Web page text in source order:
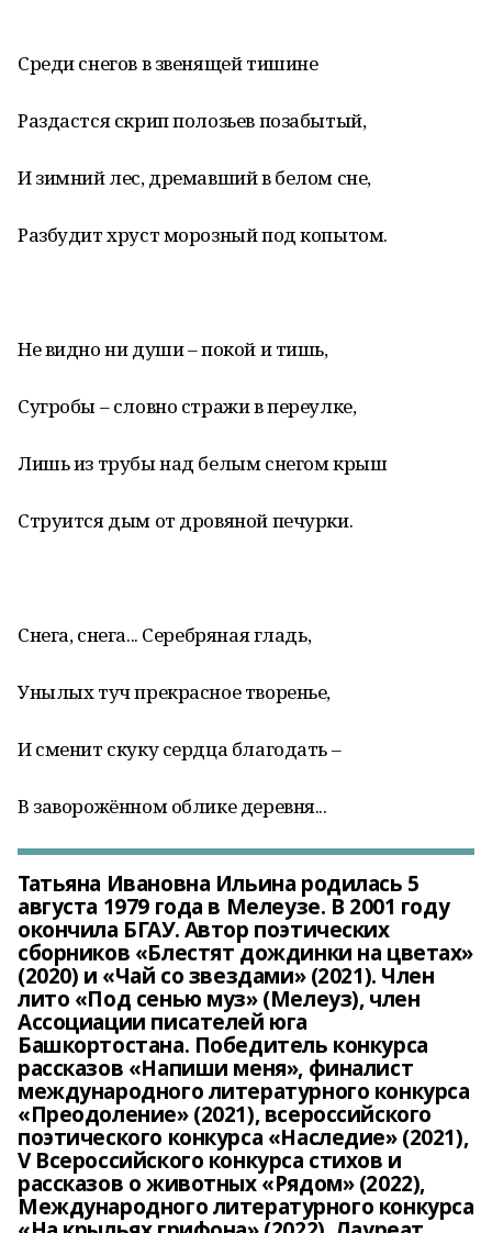
Среди снегов в звенящей тишине
Раздастся скрип полозьев позабытый,
И зимний лес, дремавший в белом сне,
Разбудит хруст морозный под копытом.
Не видно ни души – покой и тишь,
Сугробы – словно стражи в переулке,
Лишь из трубы над белым снегом крыш
Струится дым от дровяной печурки.
Снега, снега... Серебряная гладь,
Унылых туч прекрасное творенье,
И сменит скуку сердца благодать –
В заворожённом облике деревня...
Татьяна Ивановна Ильина родилась 5
августа 1979 года в Мелеузе. В 2001 году
окончила БГАУ. Автор поэтических
сборников «Блестят дождинки на цветах»
(2020) и «Чай со звездами» (2021). Член
лито «Под сенью муз» (Мелеуз), член
Ассоциации писателей юга
Башкортостана. Победитель конкурса
рассказов «Напиши меня», финалист
международного литературного конкурса
«Преодоление» (2021), всероссийского
поэтического конкурса «Наследие» (2021),
V Всероссийского конкурса стихов и
рассказов о животных «Рядом» (2022),
Международного литературного конкурса